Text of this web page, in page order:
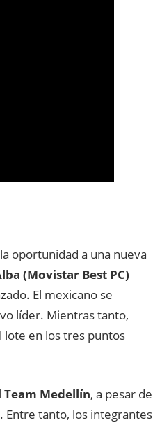
oportunidad a una nueva
(Movistar Best PC)
El mexicano se
líder. Mientras tanto,
lote en los tres puntos
Team Medellín, a pesar de
. Entre tanto, los integrantes